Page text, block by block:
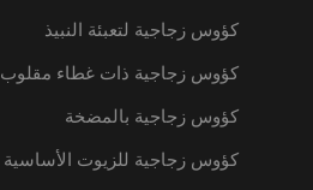
كؤوس زجاجية لتعبئة النبيذ
كؤوس زجاجية ذات غطاء مقلوب
كؤوس زجاجية بالمضخة
كؤوس زجاجية للزيوت الأساسية